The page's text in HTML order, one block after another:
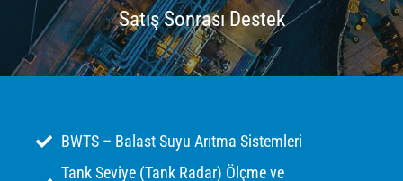
Satış Sonrası Destek
BWTS – Balast Suyu Arıtma Sistemleri
Tank Seviye (Tank Radar) Ölçme ve